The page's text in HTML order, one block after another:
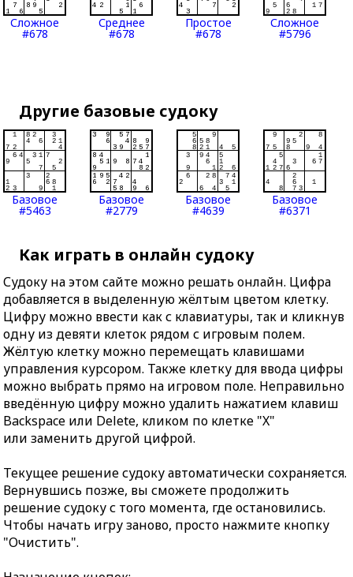
Сложное
#678
Среднее
#678
Простое
#678
Сложное
#5796
Другие базовые судоку
Базовое
#5463
Базовое
#2779
Базовое
#4639
Базовое
#6371
Как играть в онлайн судоку
Судоку на этом сайте можно решать онлайн. Цифра
добавляется в выделенную жёлтым цветом клетку.
Цифру можно ввести как с клавиатуры, так и кликнув
одну из девяти клеток рядом с игровым полем.
Жёлтую клетку можно перемещать клавишами
управления курсором. Также клетку для ввода цифры
можно выбрать прямо на игровом поле. Неправильно
введённую цифру можно удалить нажатием клавиш
Backspace или Delete, кликом по клетке "X"
или заменить другой цифрой.
Текущее решение судоку автоматически сохраняется.
Вернувшись позже, вы сможете продолжить
решение судоку с того момента, где остановились.
Чтобы начать игру заново, просто нажмите кнопку
"Очистить".